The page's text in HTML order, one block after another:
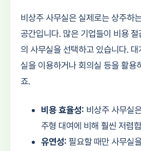
비상주 사무실은 실제로는 상주하
공간입니다. 많은 기업들이 비용
의 사무실을 선택하고 있습니다.
실을 이용하거나 회의실 등을 활용
죠.
비용 효율성: 비상주 사무실
주형 대여에 비해 훨씬 저렴
유연성: 필요할 때만 사무실